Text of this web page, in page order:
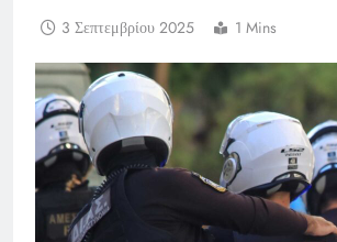
3 Σεπτεμβρίου 2025 1 Mins